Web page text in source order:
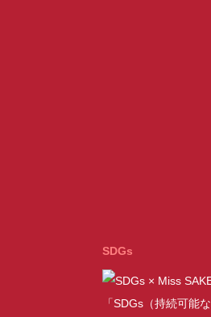
SDGs
「SDGs（持続可能